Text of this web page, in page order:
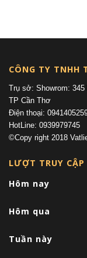
CÔNG TY TNHH
Trụ sở: Showrom:
TP Cần Thơ
Điện thoại:
HotLine: 0939979745
©Copy right 2018
LƯỢT TRUY CẬP
Hôm nay
Hôm qua
Tuần này